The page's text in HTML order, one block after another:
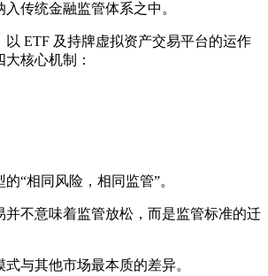
传统金融监管体系之中。
以 ETF 及持牌虚拟资产交易平台的运作
核心机制：
“相同风险，相同监管”。
并不意味着监管放松，而是监管标准的迁
与其他市场最本质的差异。